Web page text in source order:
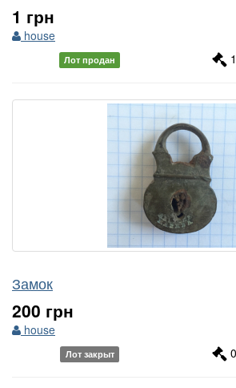
1 грн
house
Лот продан 1
Замок
200 грн
house
Лот закрыт 0